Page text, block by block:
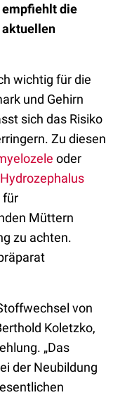
empfiehlt die
aktuellen
wichtig für die
und Gehirn
sich das Risiko
Zu diesen
oder
Hydrozephalus
für
Müttern
zu achten.
von
Koletzko,
„Das
der Neubildung